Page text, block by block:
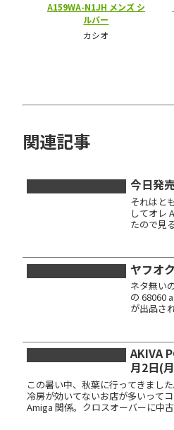
関連記事
今日発
それはと
してオレ
たので見
200 な
と勝手
ちゃうの
ヤフオ
ネタ無い
の 68060
が出品さ
格なの
ザー、
でしょう
AKIVA
月2日(
この暑い中、秋葉に行ってきまし
冷房が効いてないお店が多いって
Amiga 関係。クロスオーバーに中
てあったよ。ちょっと昔スゲー欲